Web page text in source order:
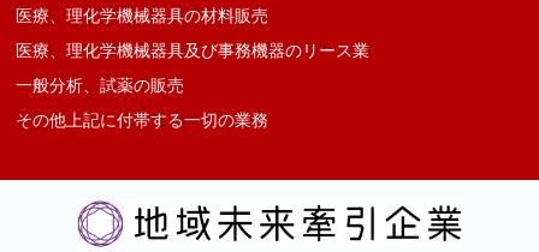
医療、理化学機械器具の材料販売
医療、理化学機械器具及び事務機器のリース業
一般分析、試薬の販売
その他上記に付帯する一切の業務